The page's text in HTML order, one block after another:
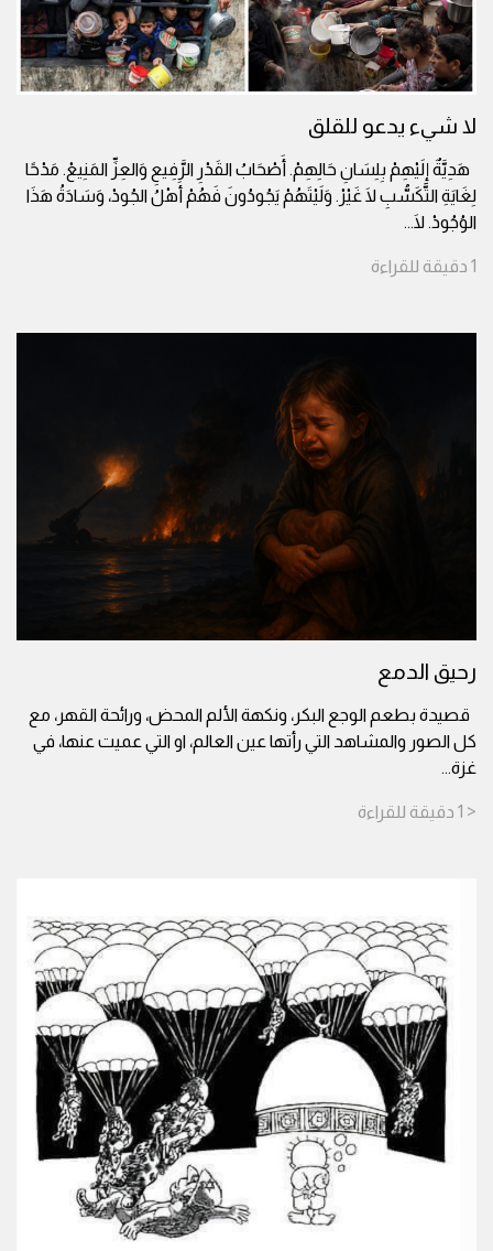
لا شيء يدعو للقلق
هَدِيَّةٌ إِلَيْهِمْ بِلِسَانِ حَالِهِمْ. أَصْحَابُ القَدْرِ الرَّفِيعِ وَالعِزِّ المَنِيعْ. مَدْحًا
لِغَايَةِ التَّكَسُّبِ لَا غَيْرْ. وَلَيْتَهُمْ يَجُودُونَ فَهُمْ أَهْلُ الجُودْ، وَسَادَةُ هَذَا
الوُجُودْ. لَا...
1 دقيقة للقراءة
رحيق الدمع
قصيدة بطعم الوجع البكر، ونكهة الألم المحض، ورائحة القهر، مع
كل الصور والمشاهد التي رأتها عين العالم، او التي عميت عنها، في
غزة...
< 1 دقيقة للقراءة